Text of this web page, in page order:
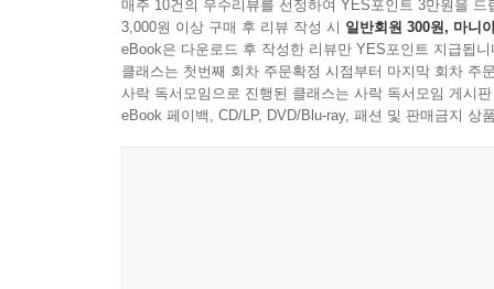
매주 10건의 우수리뷰를 선정하여 YES포인트 3만원을 드
3,000원 이상 구매 후 리뷰 작성 시 일반회원 300원, 마니
eBook은 다운로드 후 작성한 리뷰만 YES포인트 지급됩니
클래스는 첫번째 회차 주문확정 시점부터 마지막 회차 주
사락 독서모임으로 진행된 클래스는 사락 독서모임 게시
eBook 페이백, CD/LP, DVD/Blu-ray, 패션 및 판매금지 상